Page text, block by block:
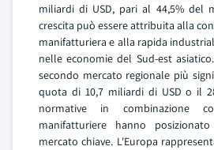
miliardi di USD, pari al 44,5% del
crescita può essere attribuita alla
manifatturiera e alla rapida
nelle economie del Sud-est
secondo mercato regionale più
quota di 10,7 miliardi di USD o il
normative in combinazione
manifatturiere hanno
mercato chiave. L'Europa